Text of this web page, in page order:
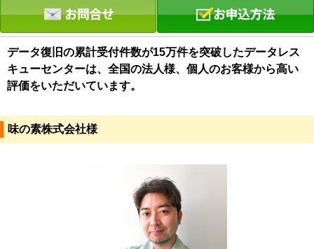
データ復旧の累計受付件数が15万件を突破したデータレス
キューセンターは、全国の法人様、個人のお客様から高い
評価をいただいています。
味の素株式会社様
データレスキューセンターの特徴
データ復旧料金
データ復旧事例
対応メディア
データ復旧のウソ？ホント？